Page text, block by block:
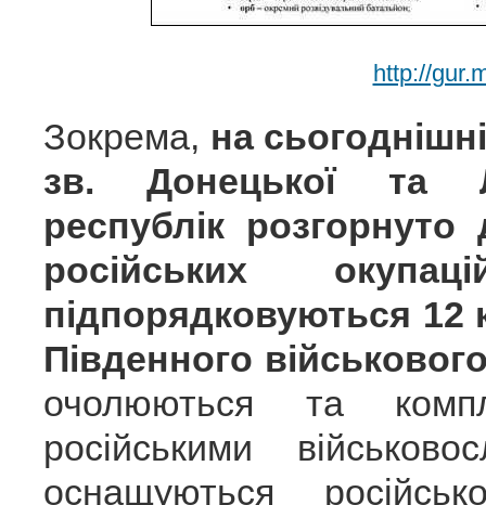
http://
Зокрема, на
зв. Донецької та
республік розгорнуто
російських
підпорядковуються
Південного
очолюються та
російськими
оснащуються